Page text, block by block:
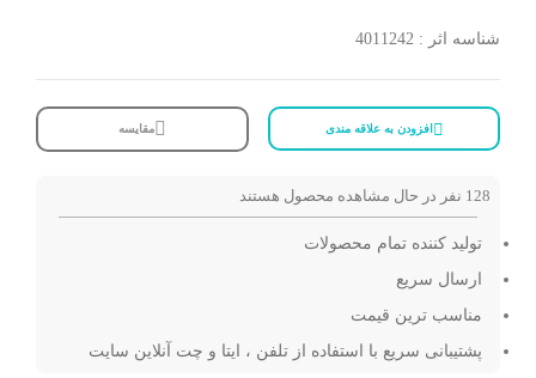
شناسه اثر : 4011242
افزودن به علاقه مندی مقایسه
128 نفر در حال مشاهده محصول هستند
تولید کننده تمام محصولات
ارسال سریع
مناسب ترین قیمت
پشتیبانی سریع با استفاده از تلفن ، ایتا و چت آنلاین سایت